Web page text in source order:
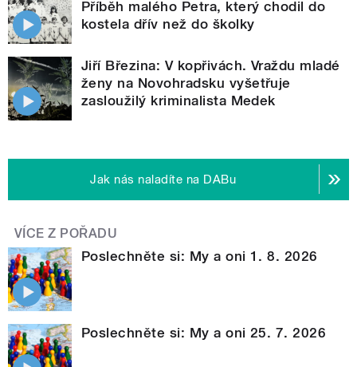
Příběh malého Petra, který chodil do
kostela dřív než do školky
Jiří Březina: V kopřivách. Vraždu mladé
ženy na Novohradsku vyšetřuje
zasloužilý kriminalista Medek
Jak nás naladíte na DABu
VÍCE Z POŘADU
Poslechněte si: My a oni 1. 8. 2026
Poslechněte si: My a oni 25. 7. 2026